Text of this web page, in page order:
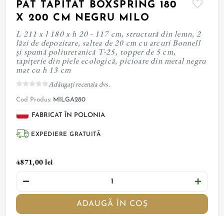
PAT TAPITAT BOXSPRING 180
X 200 CM NEGRU MILO
L 211 x l 180 x h 20 - 117 cm, structură din lemn, 2
lăzi de depozitare, saltea de 20 cm cu arcuri Bonnell
și spumă poliuretanică T-25, topper de 5 cm,
tapițerie din piele ecologică, picioare din metal negru
mat cu h 13 cm
Adăugați recenzia dvs.
Cod Produs: MILGA280
FABRICAT ÎN POLONIA
EXPEDIERE GRATUITĂ
4871,00 lei
ADAUGĂ ÎN COȘ